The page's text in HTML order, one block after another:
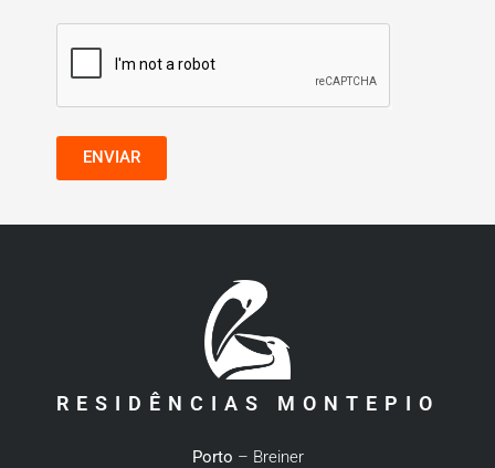
ENVIAR
RESIDÊNCIAS MONTEPIO
Porto – Breiner